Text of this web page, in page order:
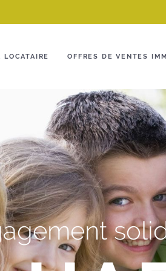
LOCATAIRE OFFRES DE VENTES